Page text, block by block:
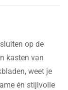
op de
kasten van
weet je
én stijlvolle